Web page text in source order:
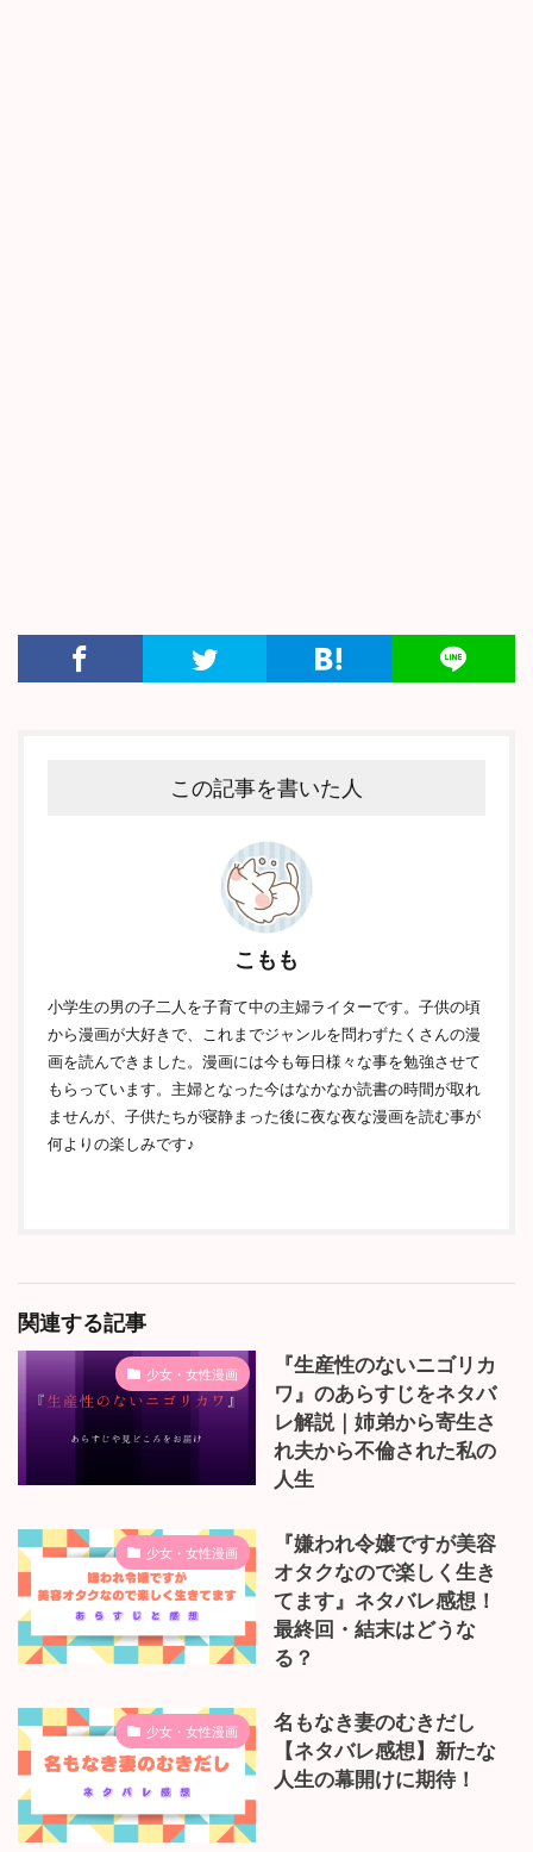
この記事を書いた人
こもも
小学生の男の子二人を子育て中の主婦ライターです。子供の頃
から漫画が大好きで、これまでジャンルを問わずたくさんの漫
画を読んできました。漫画には今も毎日様々な事を勉強させて
もらっています。主婦となった今はなかなか読書の時間が取れ
ませんが、子供たちが寝静まった後に夜な夜な漫画を読む事が
何よりの楽しみです♪
関連する記事
少女・女性漫画
『生産性のないニゴリカ
ワ』のあらすじをネタバ
レ解説｜姉弟から寄生さ
れ夫から不倫された私の
人生
少女・女性漫画
『嫌われ令嬢ですが美容
オタクなので楽しく生き
てます』ネタバレ感想！
最終回・結末はどうな
る？
少女・女性漫画
名もなき妻のむきだし
【ネタバレ感想】新たな
人生の幕開けに期待！